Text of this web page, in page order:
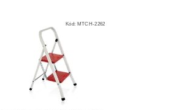
Kód: MTCH-2262